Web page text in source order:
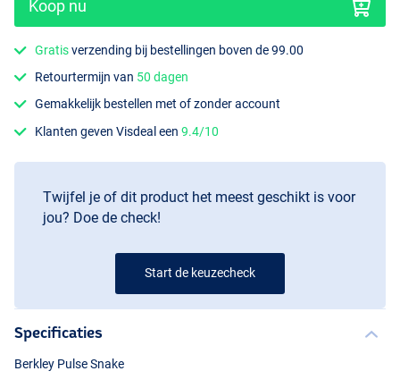
Koop nu
Gratisverzending bij bestellingen boven de 99.00
Retourtermijn van 50 dagen
Gemakkelijk bestellen met of zonder account
Klanten geven Visdeal een9.4/10
Twijfel je of dit product het meest geschikt is voor
jou? Doe de check!
Start de keuzecheck
Specificaties
Berkley Pulse Snake